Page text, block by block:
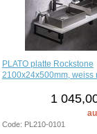
PLATO platte Rockstone
2100x24x500mm, weiss
1
Code: PL210-0101